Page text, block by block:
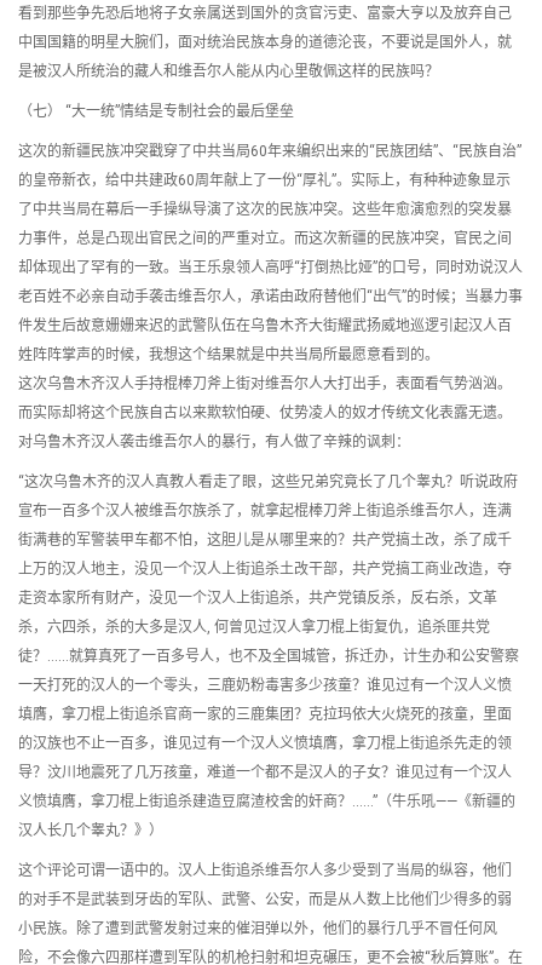
看到那些争先恐后地将子女亲属送到国外的贪官污吏、富豪大亨以及放弃自己
中国国籍的明星大腕们，面对统治民族本身的道德沦丧，不要说是国外人，就
是被汉人所统治的藏人和维吾尔人能从内心里敬佩这样的民族吗？
（七） “大一统”情结是专制社会的最后堡垒
这次的新疆民族冲突戳穿了中共当局60年来编织出来的“民族团结”、“民族自治”
的皇帝新衣，给中共建政60周年献上了一份“厚礼”。实际上，有种种迹象显示
了中共当局在幕后一手操纵导演了这次的民族冲突。这些年愈演愈烈的突发暴
力事件，总是凸现出官民之间的严重对立。而这次新疆的民族冲突，官民之间
却体现出了罕有的一致。当王乐泉领人高呼“打倒热比娅”的口号，同时劝说汉人
老百姓不必亲自动手袭击维吾尔人，承诺由政府替他们“出气”的时候；当暴力事
件发生后故意姗姗来迟的武警队伍在乌鲁木齐大街耀武扬威地巡逻引起汉人百
姓阵阵掌声的时候，我想这个结果就是中共当局所最愿意看到的。
这次乌鲁木齐汉人手持棍棒刀斧上街对维吾尔人大打出手，表面看气势汹汹。
而实际却将这个民族自古以来欺软怕硬、仗势凌人的奴才传统文化表露无遗。
对乌鲁木齐汉人袭击维吾尔人的暴行，有人做了辛辣的讽刺：
“这次乌鲁木齐的汉人真教人看走了眼，这些兄弟究竟长了几个睾丸？听说政府
宣布一百多个汉人被维吾尔族杀了，就拿起棍棒刀斧上街追杀维吾尔人，连满
街满巷的军警装甲车都不怕，这胆儿是从哪里来的？共产党搞土改，杀了成千
上万的汉人地主，没见一个汉人上街追杀土改干部，共产党搞工商业改造，夺
走资本家所有财产，没见一个汉人上街追杀，共产党镇反杀，反右杀，文革
杀，六四杀，杀的大多是汉人, 何曾见过汉人拿刀棍上街复仇，追杀匪共党
徒？……就算真死了一百多号人，也不及全国城管，拆迁办，计生办和公安警察
一天打死的汉人的一个零头，三鹿奶粉毒害多少孩童？谁见过有一个汉人义愤
填膺，拿刀棍上街追杀官商一家的三鹿集团？克拉玛依大火烧死的孩童，里面
的汉族也不止一百多，谁见过有一个汉人义愤填膺，拿刀棍上街追杀先走的领
导？汶川地震死了几万孩童，难道一个都不是汉人的子女？谁见过有一个汉人
义愤填膺，拿刀棍上街追杀建造豆腐渣校舍的奸商？……”（牛乐吼——《新疆的
汉人长几个睾丸？》）
这个评论可谓一语中的。汉人上街追杀维吾尔人多少受到了当局的纵容，他们
的对手不是武装到牙齿的军队、武警、公安，而是从人数上比他们少得多的弱
小民族。除了遭到武警发射过来的催泪弹以外，他们的暴行几乎不冒任何风
险，不会像六四那样遭到军队的机枪扫射和坦克碾压，更不会被“秋后算账”。在